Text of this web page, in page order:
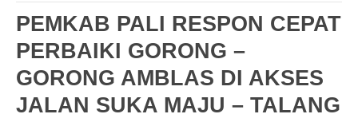
PEMKAB PALI RESPON CEPAT
PERBAIKI GORONG –
GORONG AMBLAS DI AKSES
JALAN SUKA MAJU – TALANG